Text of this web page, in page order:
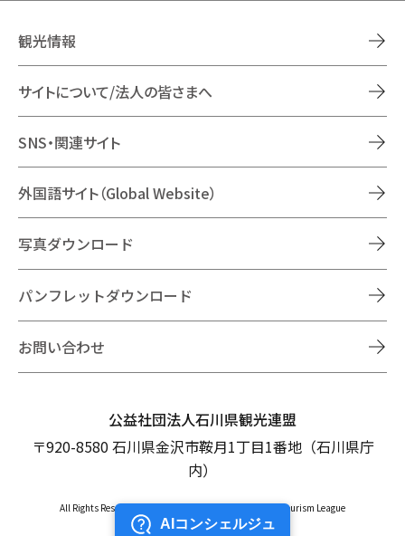
観光情報
サイトについて/法人の皆さまへ
SNS・関連サイト
外国語サイト（Global Website）
写真ダウンロード
パンフレットダウンロード
お問い合わせ
公益社団法人石川県観光連盟
〒920-8580 石川県金沢市鞍月1丁目1番地（石川県庁
内）
All Rights Reserved Copyright © Ishikawa Prefectural Tourism League